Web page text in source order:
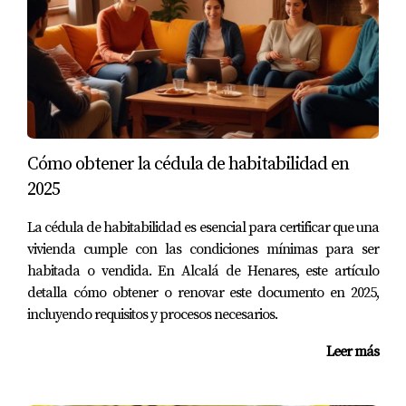
parque y actividades culturales juntos.
2. Juan: De Estudiante a Profesional
Juan llegó a Madrid para estudiar en la universidad y se
enamoró tanto de la ciudad que decidió quedarse a
Amparo Lillo, encontró un apartamento cerca del
campus y logró integrarse rápidamente en la comunidad
local.
3. Laura: Emprendiendo Sueños
Laura siempre soñó con abrir su propio café y encontró
su oportunidad en Malasaña. Con el apoyo experto de
Amparo Lillo para encontrar el local ideal y entender el
Cómo obtener la cédula de habitabilidad en
2025
La cédula de habitabilidad es esencial para certificar que una
vivienda cumple con las condiciones mínimas para ser
habitada o vendida. En Alcalá de Henares, este artículo
detalla cómo obtener o renovar este documento en 2025,
incluyendo requisitos y procesos necesarios.
Leer más